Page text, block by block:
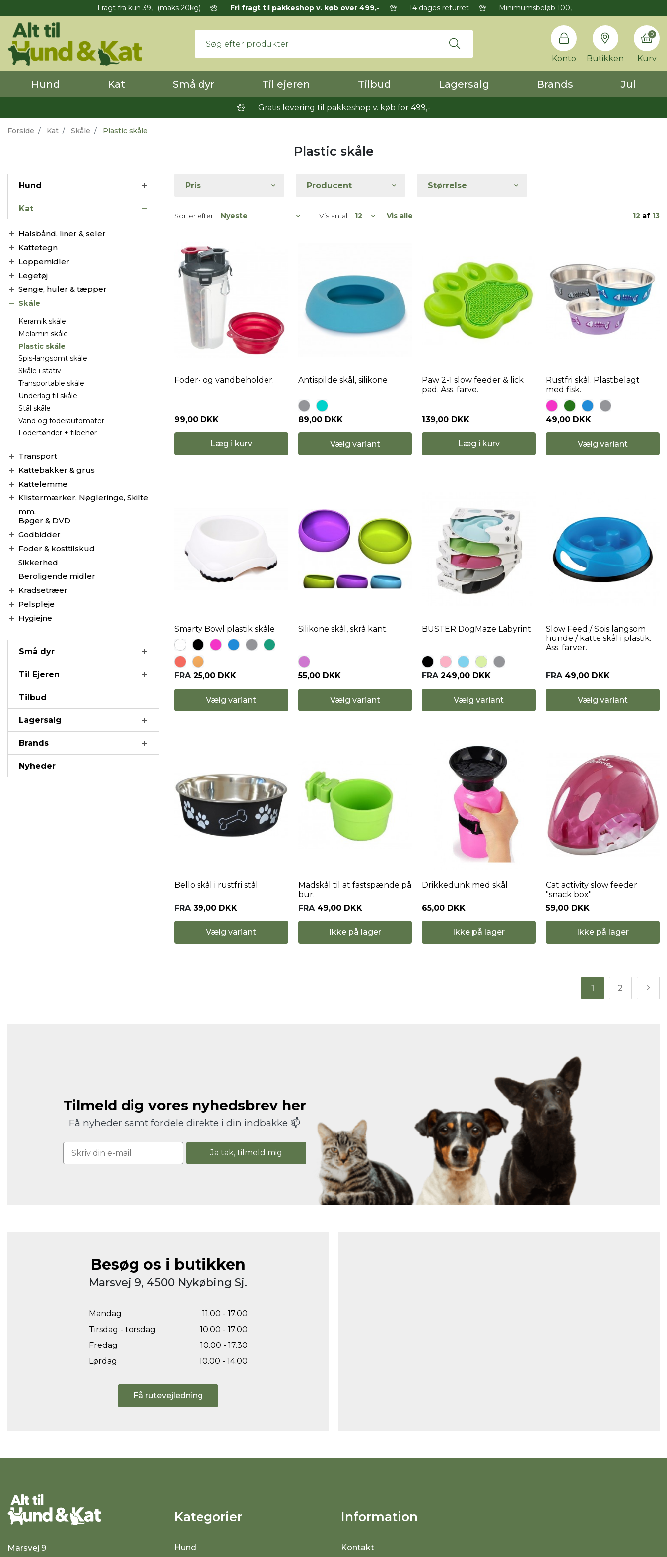
Fragt fra kun 39,- (maks 20kg) Fri fragt til pakkeshop v. køb over 499,- 14 dages returret Minimumsbeløb 100,-
Konto Butikken Kurv
0
Hund Kat Små dyr Til ejeren Tilbud Lagersalg Brands Jul
Gratis levering til pakkeshop v. køb for 499,-
Forside Kat Skåle Plastic skåle
Plastic skåle
Hund
Kat
Halsbånd, liner & seler
Kattetegn
Loppemidler
Legetøj
Senge, huler & tæpper
Skåle
Keramik skåle
Melamin skåle
Plastic skåle
Spis-langsomt skåle
Skåle i stativ
Transportable skåle
Underlag til skåle
Stål skåle
Vand og foderautomater
Fodertønder + tilbehør
Transport
Kattebakker & grus
Kattelemme
Klistermærker, Nøgleringe, Skilte
mm.
Bøger & DVD
Godbidder
Foder & kosttilskud
Sikkerhed
Beroligende midler
Kradsetræer
Pelspleje
Hygiejne
Små dyr
Til Ejeren
Tilbud
Lagersalg
Brands
Nyheder
Pris Producent Størrelse
Sorter efter Vis antal Vis alle 12 af 13
Foder- og vandbeholder.
99,00 DKK
Læg i kurv
Antispilde skål, silikone
89,00 DKK
Vælg variant
Paw 2-1 slow feeder & lick
pad. Ass. farve.
139,00 DKK
Læg i kurv
Rustfri skål. Plastbelagt
med fisk.
49,00 DKK
Vælg variant
Smarty Bowl plastik skåle
FRA 25,00 DKK
Vælg variant
Silikone skål, skrå kant.
55,00 DKK
Vælg variant
BUSTER DogMaze Labyrint
FRA 249,00 DKK
Vælg variant
Slow Feed / Spis langsom
hunde / katte skål i plastik.
Ass. farver.
FRA 49,00 DKK
Vælg variant
Bello skål i rustfri stål
FRA 39,00 DKK
Vælg variant
Madskål til at fastspænde på
bur.
FRA 49,00 DKK
Ikke på lager
Drikkedunk med skål
65,00 DKK
Ikke på lager
Cat activity slow feeder
"snack box"
59,00 DKK
Ikke på lager
1 2
Tilmeld dig vores nyhedsbrev her
Få nyheder samt fordele direkte i din indbakke 📫
Ja tak, tilmeld mig
Besøg os i butikken
Marsvej 9, 4500 Nykøbing Sj.
Mandag
11.00 - 17.00
Tirsdag - torsdag
10.00 - 17.00
Fredag
10.00 - 17.30
Lørdag
10.00 - 14.00
Få rutevejledning
Marsvej 9
Kategorier
Hund
Information
Kontakt